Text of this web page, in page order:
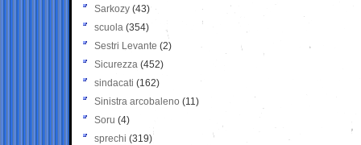
Sarkozy (43)
scuola (354)
Sestri Levante (2)
Sicurezza (452)
sindacati (162)
Sinistra arcobaleno (11)
Soru (4)
sprechi (319)